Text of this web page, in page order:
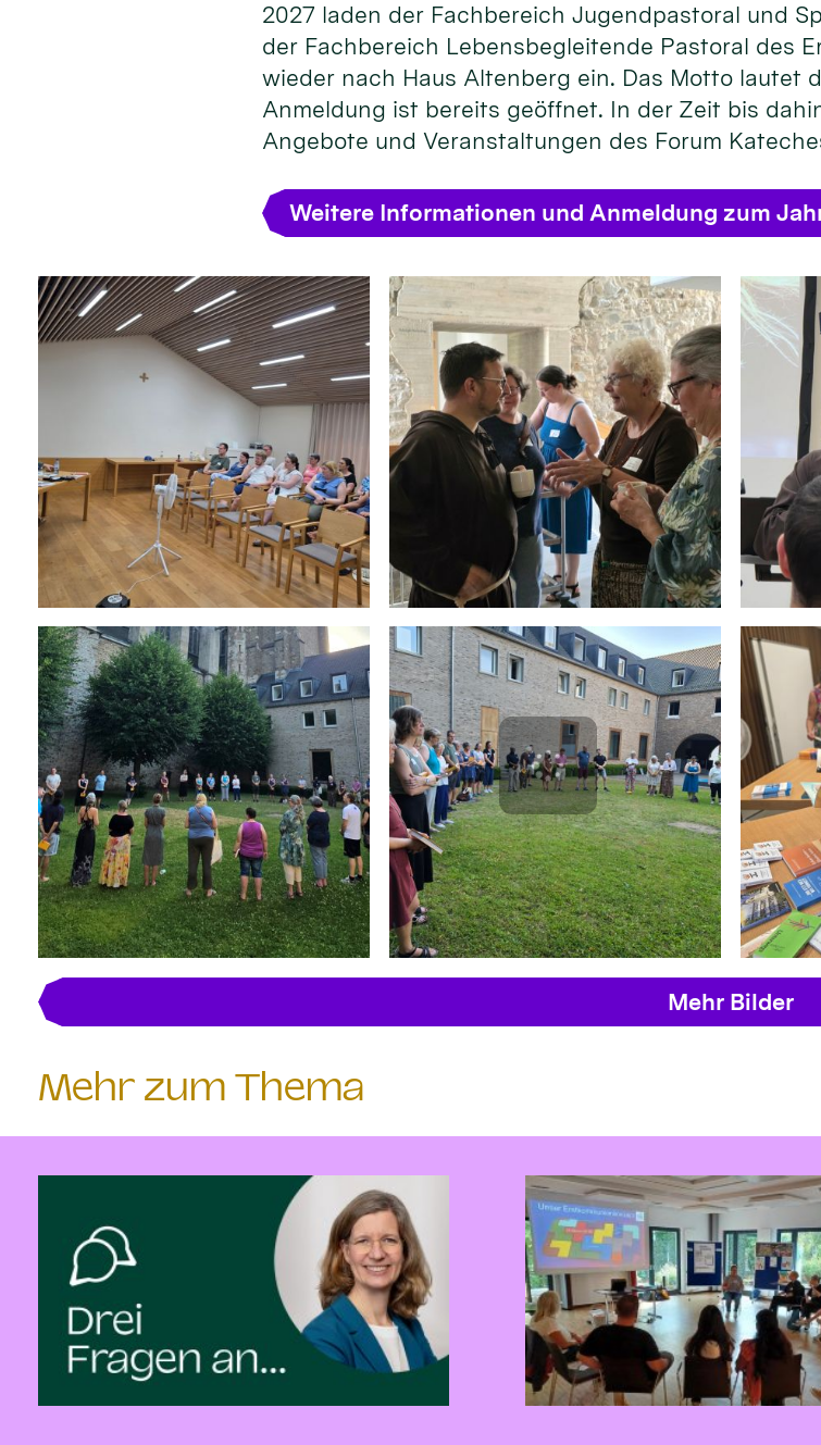
2027 laden der Fachbereich Jugendpastoral und
der Fachbereich Lebensbegleitende Pastoral des
wieder nach Haus Altenberg ein. Das Motto lautet
Anmeldung ist bereits geöffnet. In der Zeit bis
Angebote und Veranstaltungen des Forum
Weitere Informationen und Anmeldung zum
Mehr Bilder
Mehr zum Thema